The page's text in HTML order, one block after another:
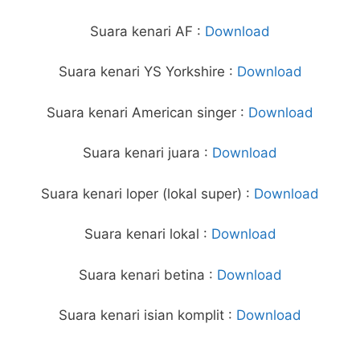
Suara kenari AF : Download
Suara kenari YS Yorkshire : Download
Suara kenari American singer : Download
Suara kenari juara : Download
Suara kenari loper (lokal super) : Download
Suara kenari lokal : Download
Suara kenari betina : Download
Suara kenari isian komplit : Download